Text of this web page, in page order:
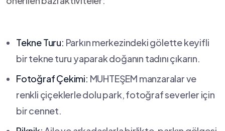
Tekne Turu: ‌Parkın ⁣merkezindeki​ gölette keyifli
bir tekne turu yaparak doğanın tadını çıkarın.
Fotoğraf Çekimi: MUHTEŞEM manzaralar ve
renkli çiçeklerle dolu park, fotoğraf severler için
bir cennet.